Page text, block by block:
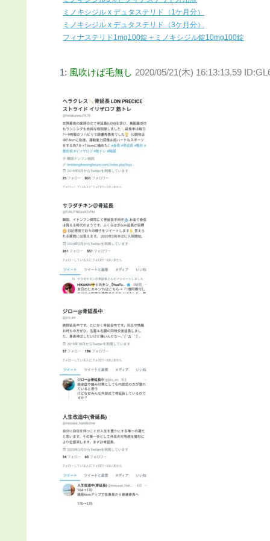
ミノキシジル x デュタステリド（1ケ月分）
ミノキシジル x デュタステリド（3ケ月分）
フィナステリド1mg100錠＋ミノキシジル錠10mg100錠
1: 風吹けば毛無し 2020/05/21(木) 16:13:13.59